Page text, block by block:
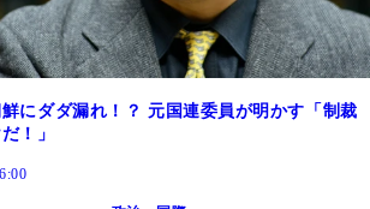
にダダ漏れ！？ 元国連委員が明かす「制裁
！」